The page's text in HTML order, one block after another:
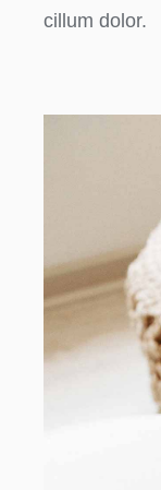
cillum dolor.